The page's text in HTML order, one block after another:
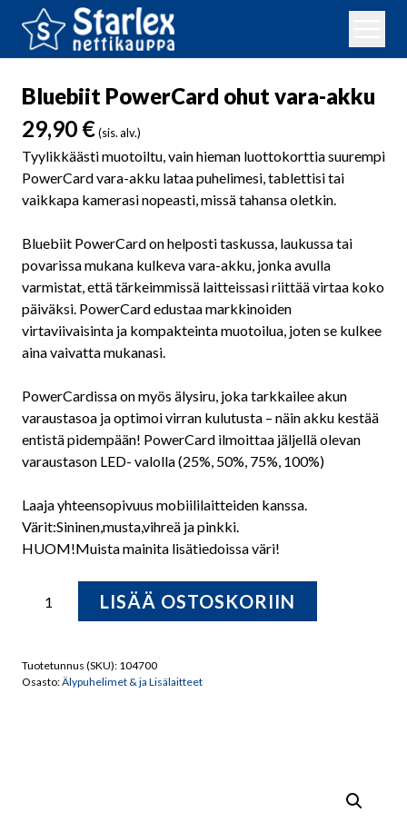
Bluebiit PowerCard ohut vara-akku
29,90 €(sis. alv.)
Tyylikkäästi muotoiltu, vain hieman luottokorttia suurempi
PowerCard vara-akku lataa puhelimesi, tablettisi tai
vaikkapa kamerasi nopeasti, missä tahansa oletkin.
Bluebiit PowerCard on helposti taskussa, laukussa tai
povarissa mukana kulkeva vara-akku, jonka avulla
varmistat, että tärkeimmissä laitteissasi riittää virtaa koko
päiväksi. PowerCard edustaa markkinoiden
virtaviivaisinta ja kompakteinta muotoilua, joten se kulkee
aina vaivatta mukanasi.
PowerCardissa on myös älysiru, joka tarkkailee akun
varaustasoa ja optimoi virran kulutusta – näin akku kestää
entistä pidempään! PowerCard ilmoittaa jäljellä olevan
varaustason LED- valolla (25%, 50%, 75%, 100%)
Laaja yhteensopivuus mobiililaitteiden kanssa.
Värit:Sininen,musta,vihreä ja pinkki.
HUOM!Muista mainita lisätiedoissa väri!
PowerCard
akku
LISÄÄ OSTOSKORIIN
Tuotetunnus (SKU): 104700
Osasto:Älypuhelimet & ja Lisälaitteet